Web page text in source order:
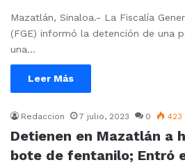
Mazatlán, Sinaloa.- La Fiscalía
(FGE) informó la detención de una
una…
Leer Más
Redaccion 7 julio, 2023 0 423
Detienen en Mazatlán a
bote de fentanilo; Entró